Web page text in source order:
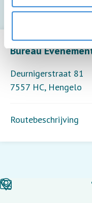
Bureau
Deurnigerstraat 81
7557 HC, Hengelo
Routebeschrijving